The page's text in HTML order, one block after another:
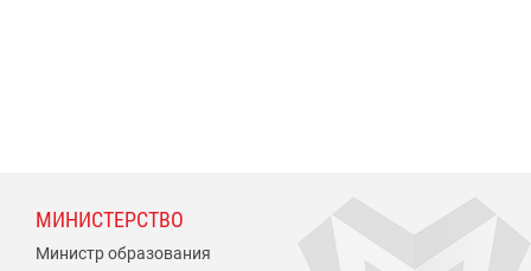
МИНИСТЕРСТВО
Министр образования